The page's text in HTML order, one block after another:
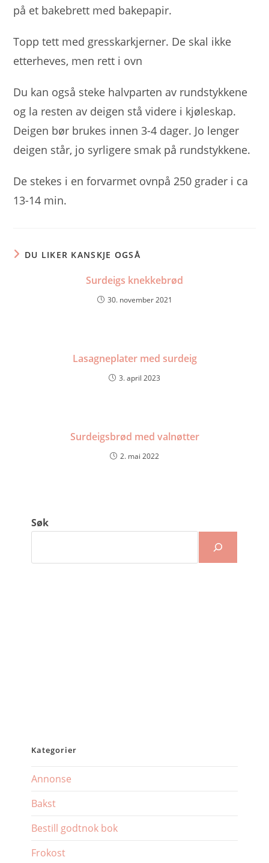
på et bakebrett med bakepapir.
Topp tett med gresskarkjerner. De skal ikke
etterheves, men rett i ovn
Du kan også steke halvparten av rundstykkene
og la resten av deigen stå videre i kjøleskap.
Deigen bør brukes innen 3-4 dager. Jo lenger
deigen står, jo syrligere smak på rundstykkene.
De stekes i en forvarmet ovnpå 250 grader i ca
13-14 min.
DU LIKER KANSKJE OGSÅ
Surdeigs knekkebrød
30. november 2021
Lasagneplater med surdeig
3. april 2023
Surdeigsbrød med valnøtter
2. mai 2022
Søk
Kategorier
Annonse
Bakst
Bestill godtnok bok
Frokost